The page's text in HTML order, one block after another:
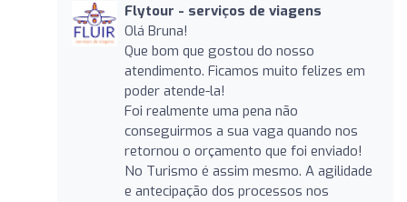
Flytour - serviços de viagens
Olá Bruna!
Que bom que gostou do nosso
atendimento. Ficamos muito felizes em
poder atende-la!
Foi realmente uma pena não
conseguirmos a sua vaga quando nos
retornou o orçamento que foi enviado!
No Turismo é assim mesmo. A agilidade
e antecipação dos processos nos